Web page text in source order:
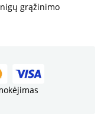
grąžinimo